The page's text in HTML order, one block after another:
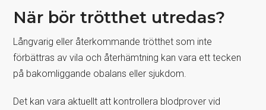
När bör trötthet utredas?
Långvarig eller återkommande trötthet som inte
förbättras av vila och återhämtning kan vara ett tecken
på bakomliggande obalans eller sjukdom.
Det kan vara aktuellt att kontrollera blodprover vid